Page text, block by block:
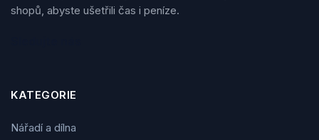
shopů, abyste ušetřili čas i peníze.
KATEGORIE
Nářadí a dílna